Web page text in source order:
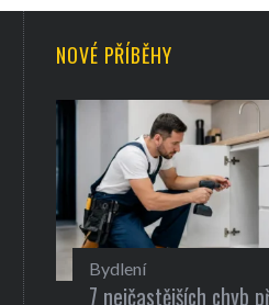
NOVÉ PŘÍBĚHY
Bydlení
7 nejčastějších chyb